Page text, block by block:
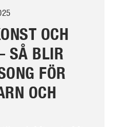
OCH
SÅ BLIR
FÖR
OCH